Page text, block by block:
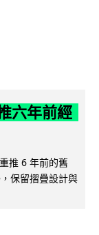
六年前經
推 6 年前的舊
保留摺疊設計與